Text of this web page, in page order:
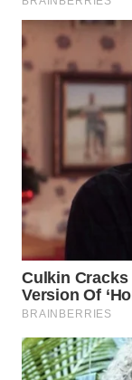
WN
INDRAMAYU
WN
KUNINGAN
WN
MAJALENGKA
WN
SUBANG
WN
SUKABUMI
WN